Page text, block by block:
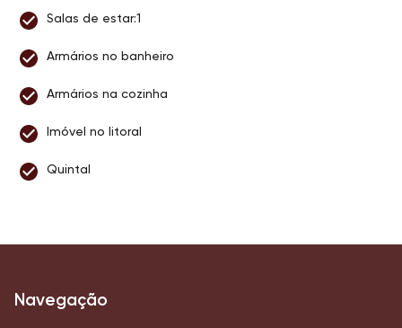
Salas de estar:1
Armários no banheiro
Armários na cozinha
Imóvel no litoral
Quintal
Navegação